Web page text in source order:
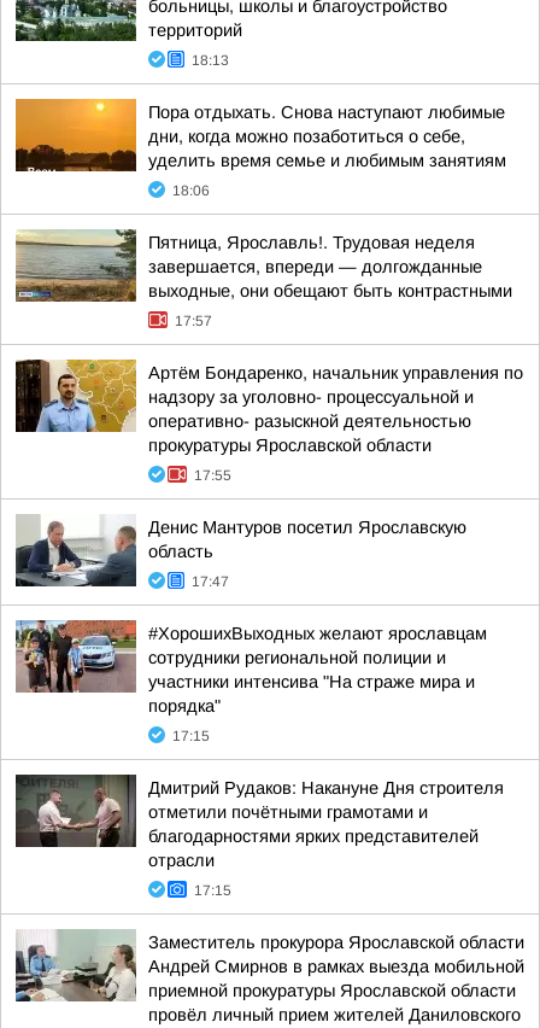
больницы, школы и благоустройство
территорий
18:13
Пора отдыхать. Снова наступают любимые
дни, когда можно позаботиться о себе,
уделить время семье и любимым занятиям
18:06
Пятница, Ярославль!. Трудовая неделя
завершается, впереди — долгожданные
выходные, они обещают быть контрастными
17:57
Артём Бондаренко, начальник управления по
надзору за уголовно- процессуальной и
оперативно- разыскной деятельностью
прокуратуры Ярославской области
17:55
Денис Мантуров посетил Ярославскую
область
17:47
#ХорошихВыходных желают ярославцам
сотрудники региональной полиции и
участники интенсива "На страже мира и
порядка"
17:15
Дмитрий Рудаков: Накануне Дня строителя
отметили почётными грамотами и
благодарностями ярких представителей
отрасли
17:15
Заместитель прокурора Ярославской области
Андрей Смирнов в рамках выезда мобильной
приемной прокуратуры Ярославской области
провёл личный прием жителей Даниловского